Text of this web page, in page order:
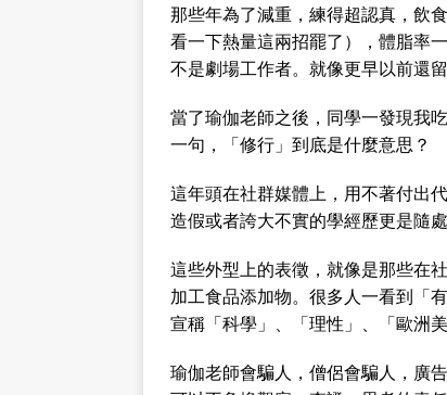
那些年為了減重，練得超認真，飲
看一下熱量這兩招罷了），體脂率
不是劇場工作者。就像更早以前還
當了瑜伽老師之後，同學一發現我
一句，「修行」到底是什麼意思？
這年頭在社群媒體上，用不著付出
造假或者誇大不實的學經歷更是隨處
這些外型上的表徵，就像是那些在
加工食品添加物。很多人一看到「
宣稱「科學」、「理性」、「歐洲
瑜伽老師會騙人，僧侶會騙人，廣